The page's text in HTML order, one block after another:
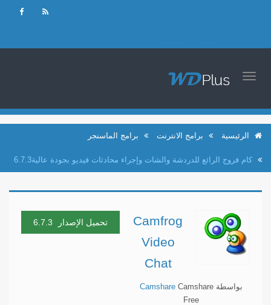
TOGGLE
الرئيسية برامج الانترنت برامج الماسنجر
كام فروج الرائع للدردشة والشات وإجراء محادثات فيديو بجودة عالية6.7.3
Camfrog
Video
Chat
بواسطة Camshare Camshare
Free
تحميل الإصدار 6.7.3